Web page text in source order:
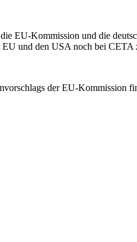
EU-Kommission und die
und den USA noch bei
der EU-Kommission